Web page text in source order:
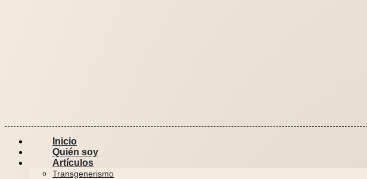
Inicio
Quién soy
Artículos
Transgenerismo